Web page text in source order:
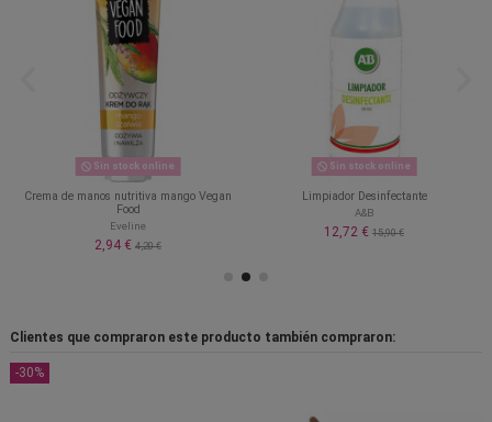
Sin stock online
Crema de manos nutritiva mango Vegan
Food
Eveline
2,94 € 4,20 €
Sin stock online
Limpiador Desinfectante
A&B
12,72 € 15,90 €
Clientes que compraron este producto también compraron:
-30%